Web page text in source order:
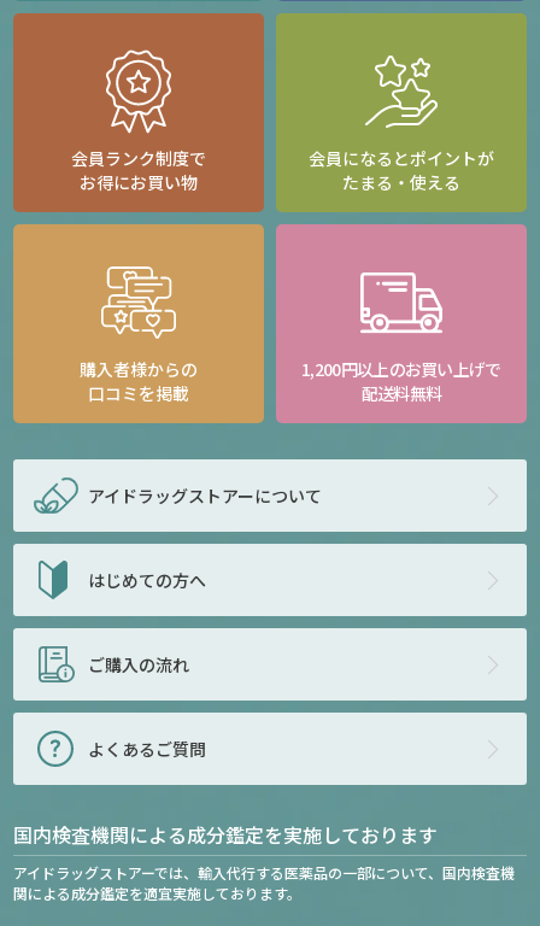
会員ランク制度で
お得にお買い物
会員になるとポイントが
たまる・使える
購入者様からの
口コミを掲載
1,200円以上のお買い上げで
配送料無料
アイドラッグストアーについて
はじめての方へ
ご購入の流れ
よくあるご質問
国内検査機関による成分鑑定を実施しております
アイドラッグストアーでは、輸入代行する医薬品の一部について、国内検査機
関による成分鑑定を適宜実施しております。